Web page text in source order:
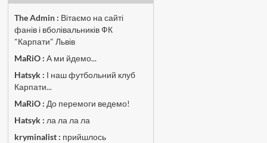
The Admin: Вітаємо на сайті
фанів і вболівальників ФК
"Карпати" Львів
MaRiO : А ми йдемо...
Hatsyk : І наш футбольний клуб
Карпати...
MaRiO : До перемоги ведемо!
Hatsyk : ла ла ла ла
kryminalist : прийшлось